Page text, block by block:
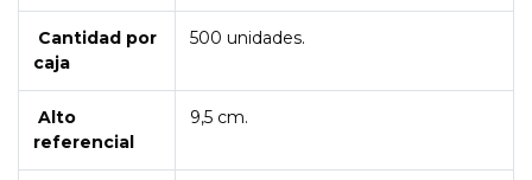
Cantidad por
caja
500 unidades.
Alto
referencial
9,5 cm.